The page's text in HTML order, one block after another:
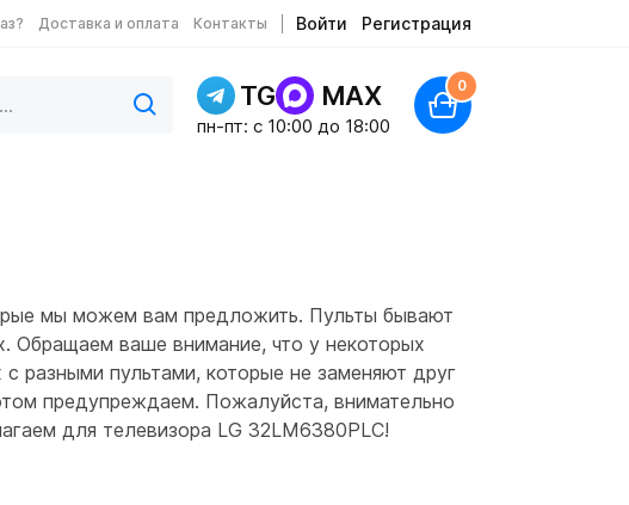
Доставка и оплата Контакты Войти Регистрация
TG MAX
пн-пт: c 10:00 до 18:00
0
мы можем вам предложить. Пульты бывают
Обращаем ваше внимание, что у некоторых
разными пультами, которые не заменяют друг
предупреждаем. Пожалуйста, внимательно
для телевизора LG 32LM6380PLC!